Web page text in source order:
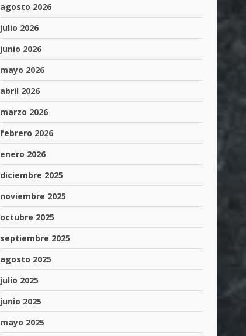
agosto 2026
julio 2026
junio 2026
mayo 2026
abril 2026
marzo 2026
febrero 2026
enero 2026
diciembre 2025
noviembre 2025
octubre 2025
septiembre 2025
agosto 2025
julio 2025
junio 2025
mayo 2025